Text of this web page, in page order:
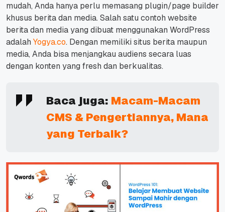
mudah, Anda hanya perlu memasang plugin/page builder
khusus berita dan media. Salah satu contoh website
berita dan media yang dibuat menggunakan WordPress
adalah Yogya.co. Dengan memiliki situs berita maupun
media, Anda bisa menjangkau audiens secara luas
dengan konten yang fresh dan berkualitas.
Baca juga: Macam-Macam
CMS & Pengertiannya, Mana
yang Terbaik?